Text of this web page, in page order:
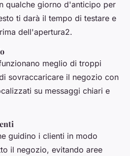
qualche giorno d'anticipo per
ti darà il tempo di testare e
dell'apertura2.
meglio di troppi
sovraccaricare il negozio con
su messaggi chiari e
guidino i clienti in modo
il negozio, evitando aree